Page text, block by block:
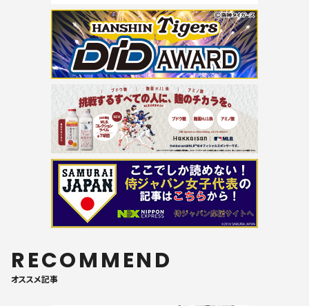
RECOMMEND
オススメ記事